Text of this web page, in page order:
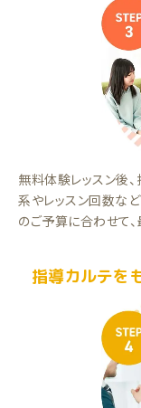
無料体験レッスン後
系やレッスン回数な
のご予算に合わせて
指導カルテを